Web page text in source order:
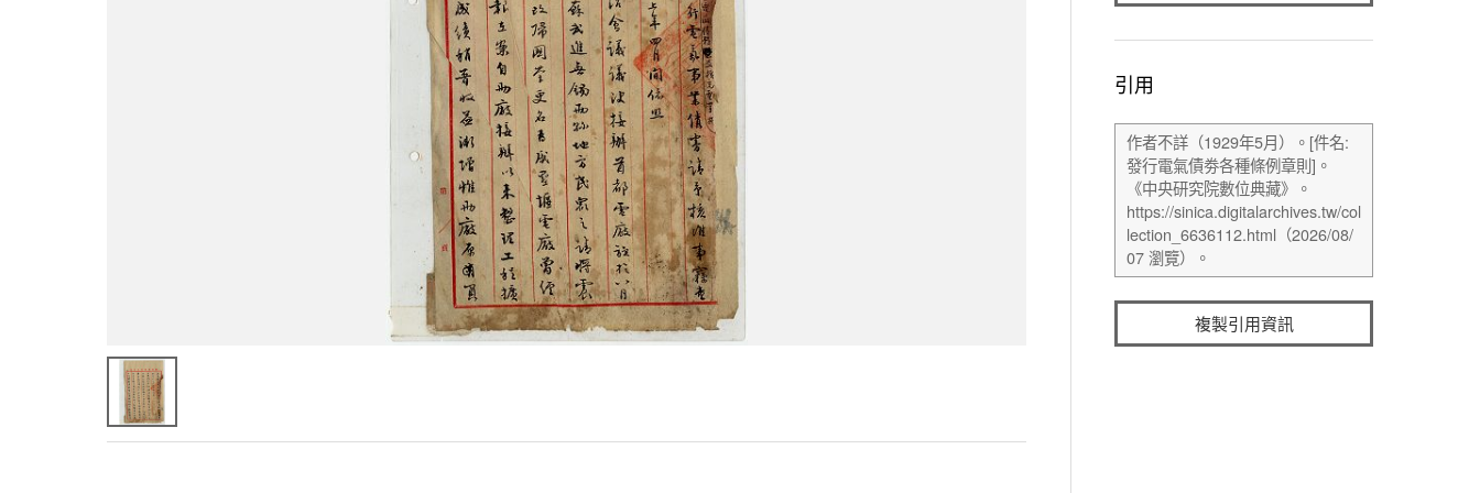
引用
複製引用資訊